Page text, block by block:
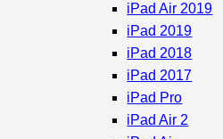
iPad Air 2019
iPad 2019
iPad 2018
iPad 2017
iPad Pro
iPad Air 2